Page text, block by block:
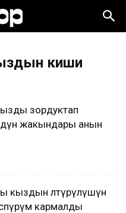
киши
зордуктап
жакындары анын
кыздын өлтүрүлүшүнө
кармалды